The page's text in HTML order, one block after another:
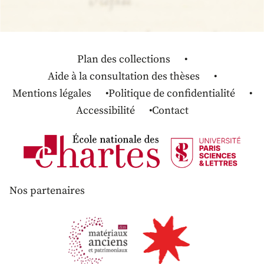
Plan des collections
Aide à la consultation des thèses
Mentions légales
Politique de confidentialité
Accessibilité
Contact
Nos partenaires